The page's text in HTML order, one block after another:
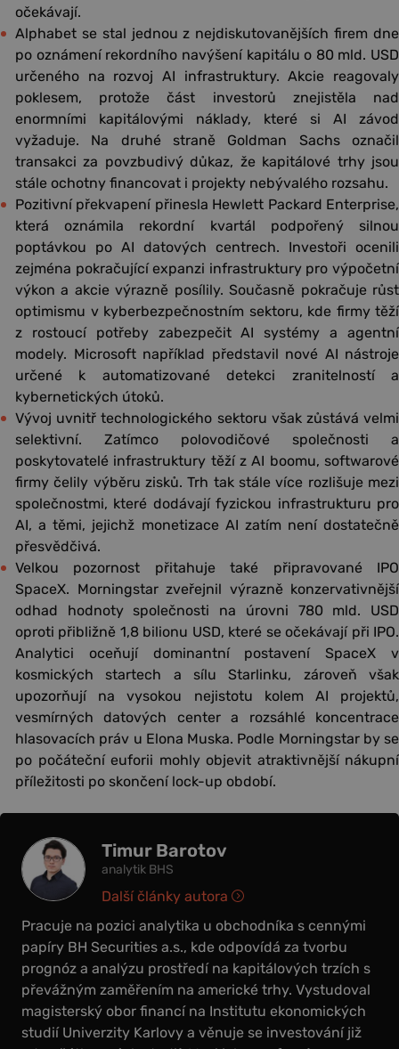
očekávají.
Alphabet se stal jednou z nejdiskutovanějších firem dne
po oznámení rekordního navýšení kapitálu o 80 mld. USD
určeného na rozvoj AI infrastruktury. Akcie reagovaly
poklesem, protože část investorů znejistěla nad
enormními kapitálovými náklady, které si AI závod
vyžaduje. Na druhé straně Goldman Sachs označil
transakci za povzbudivý důkaz, že kapitálové trhy jsou
stále ochotny financovat i projekty nebývalého rozsahu.
Pozitivní překvapení přinesla Hewlett Packard Enterprise,
která oznámila rekordní kvartál podpořený silnou
poptávkou po AI datových centrech. Investoři ocenili
zejména pokračující expanzi infrastruktury pro výpočetní
výkon a akcie výrazně posílily. Současně pokračuje růst
optimismu v kyberbezpečnostním sektoru, kde firmy těží
z rostoucí potřeby zabezpečit AI systémy a agentní
modely. Microsoft například představil nové AI nástroje
určené k automatizované detekci zranitelností a
kybernetických útoků.
Vývoj uvnitř technologického sektoru však zůstává velmi
selektivní. Zatímco polovodičové společnosti a
poskytovatelé infrastruktury těží z AI boomu, softwarové
firmy čelily výběru zisků. Trh tak stále více rozlišuje mezi
společnostmi, které dodávají fyzickou infrastrukturu pro
AI, a těmi, jejichž monetizace AI zatím není dostatečně
přesvědčivá.
Velkou pozornost přitahuje také připravované IPO
SpaceX. Morningstar zveřejnil výrazně konzervativnější
odhad hodnoty společnosti na úrovni 780 mld. USD
oproti přibližně 1,8 bilionu USD, které se očekávají při IPO.
Analytici oceňují dominantní postavení SpaceX v
kosmických startech a sílu Starlinku, zároveň však
upozorňují na vysokou nejistotu kolem AI projektů,
vesmírných datových center a rozsáhlé koncentrace
hlasovacích práv u Elona Muska. Podle Morningstar by se
po počáteční euforii mohly objevit atraktivnější nákupní
příležitosti po skončení lock-up období.
Timur Barotov
analytik BHS
Pracuje na pozici analytika u obchodníka s cennými
papíry BH Securities a.s., kde odpovídá za tvorbu
prognóz a analýzu prostředí na kapitálových trzích s
převážným zaměřením na americké trhy. Vystudoval
magisterský obor financí na Institutu ekonomických
studií Univerzity Karlovy a věnuje se investování již
Další články autora